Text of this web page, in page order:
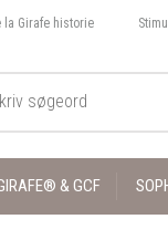
la Girafe historie
& GCF